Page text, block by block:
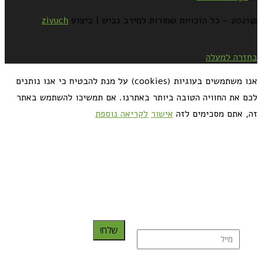
@2021 - כל הזכויות שמורות למירב גביש | ביצוע zivuch
בחזרה למעלה
אנו משתמשים בעוגיות (cookies) על מנת להבטיח כי אנו נותנים
לכם את החוויה הטובה ביותר באתרנו. אם תמשיכו להשתמש באתר
זה, אתם מסכימים לזה אישור לקריאה נוספת
שלח!